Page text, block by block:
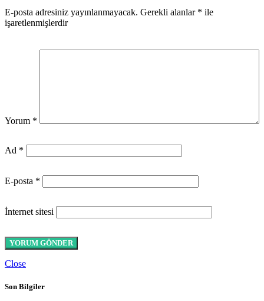
E-posta adresiniz yayınlanmayacak. Gerekli alanlar * ile
işaretlenmişlerdir
Yorum *
Ad *
E-posta *
İnternet sitesi
Close
Son Bilgiler